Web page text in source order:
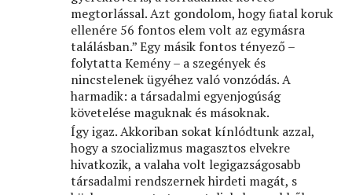
megtorlással. Azt gondolom, hogy ﬁatal koruk
ellenére 56 fontos elem volt az egymásra
találásban.” Egy másik fontos tényező –
folytatta Kemény – a szegények és
nincstelenek ügyéhez való vonzódás. A
harmadik: a társadalmi egyenjogúság
követelése maguknak és másoknak.
Így igaz. Akkoriban sokat kínlódtunk azzal,
hogy a szocializmus magasztos elvekre
hivatkozik, a valaha volt legigazságosabb
társadalmi rendszernek hirdeti magát, s